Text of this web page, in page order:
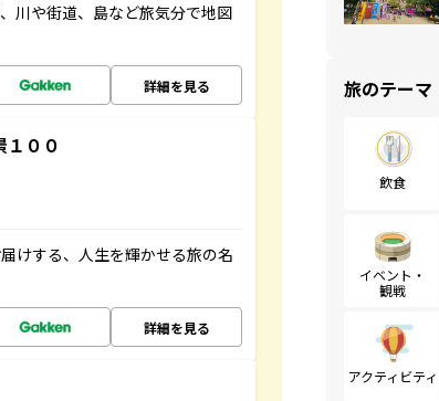
川や街道、島など旅気分で地図
詳細を見る
００
けする、人生を輝かせる旅の名
詳細を見る
旅のテーマ
飲食
イベント・
観戦
アクティビティ